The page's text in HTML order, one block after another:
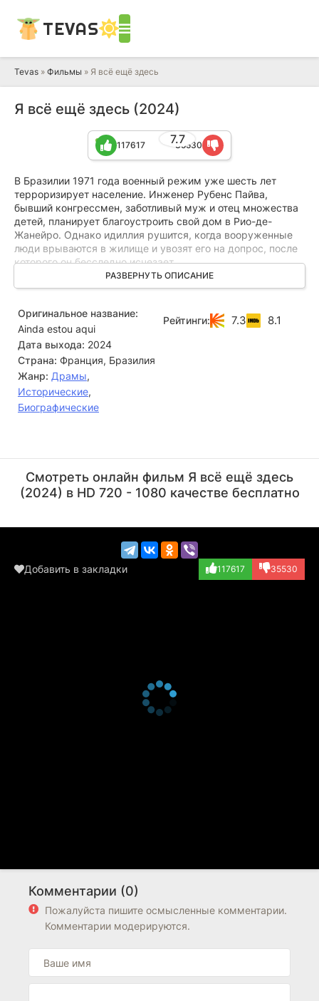
TEVAS
Tevas » Фильмы » Я всё ещё здесь
Я всё ещё здесь (2024)
7.7
117617 35530
В Бразилии 1971 года военный режим уже шесть лет
терроризирует население. Инженер Рубенс Пайва,
бывший конгрессмен, заботливый муж и отец множества
детей, планирует благоустроить свой дом в Рио-де-
Жанейро. Однако идиллия рушится, когда вооруженные
люди врываются в жилище и увозят его на допрос, после
которого он бесследно исчезает.
Супруга Рубенса, Юнис, отказывается мириться с
узнать правду и вернуть своего возлюбленного. Её путь
полон преград, но ради семьи она готова на всё.
РАЗВЕРНУТЬ ОПИСАНИЕ
Оригинальное название:
Ainda estou aqui
Дата выхода: 2024
Страна: Франция, Бразилия
Жанр: Драмы,
Исторические,
Биографические
Рейтинги: 7.3 8.1
(Lino Machado)
Смотреть онлайн фильм Я всё ещё здесь
(2024) в HD 720 - 1080 качестве бесплатно
Добавить в закладки 117617 35530
Комментарии (0)
Пожалуйста пишите осмысленные комментарии.
Комментарии модерируются.